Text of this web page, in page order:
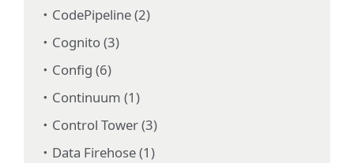
CodePipeline (2)
Cognito (3)
Config (6)
Continuum (1)
Control Tower (3)
Data Firehose (1)